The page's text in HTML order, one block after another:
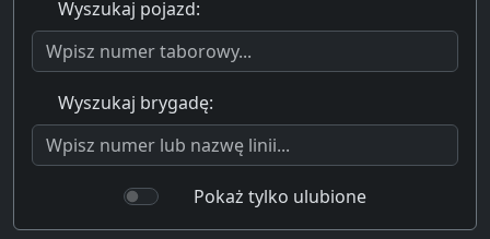
Wyszukaj pojazd:
Wyszukaj brygadę:
Pokaż tylko ulubione